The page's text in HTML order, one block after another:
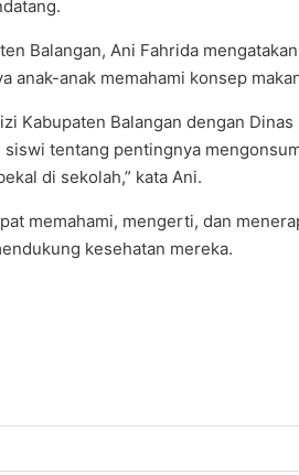
Balangan, Ani Fahrida
anak-anak memahami konsep
Kabupaten Balangan dengan
tentang pentingnya
di sekolah,” kata Ani.
memahami, mengerti, dan
kesehatan mereka.